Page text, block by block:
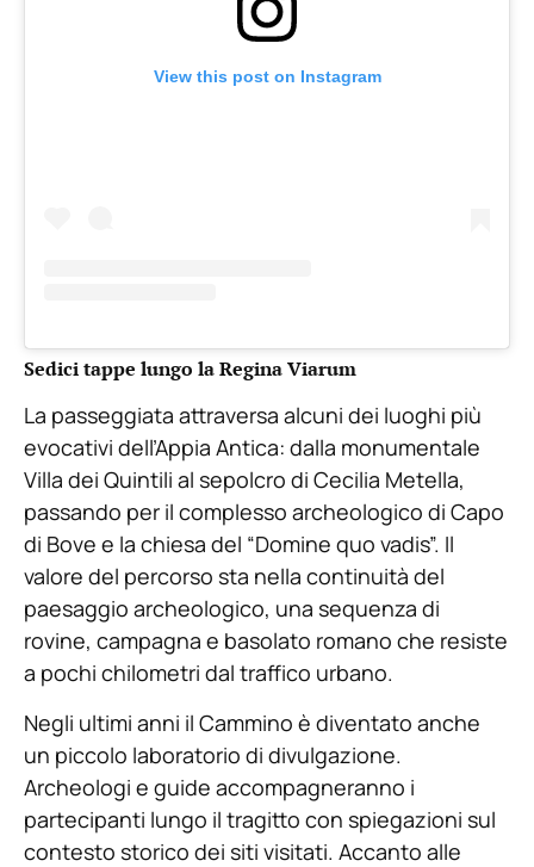
View this post on Instagram
Sedici tappe lungo la Regina Viarum
La passeggiata attraversa alcuni dei luoghi più
evocativi dell’Appia Antica: dalla monumentale
Villa dei Quintili al sepolcro di Cecilia Metella,
passando per il complesso archeologico di Capo
di Bove e la chiesa del “Domine quo vadis”. Il
valore del percorso sta nella continuità del
paesaggio archeologico, una sequenza di
rovine, campagna e basolato romano che resiste
a pochi chilometri dal traffico urbano.
Negli ultimi anni il Cammino è diventato anche
un piccolo laboratorio di divulgazione.
Archeologi e guide accompagneranno i
partecipanti lungo il tragitto con spiegazioni sul
contesto storico dei siti visitati. Accanto alle